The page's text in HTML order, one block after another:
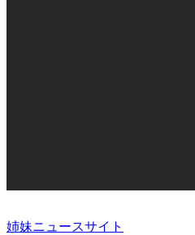
姉妹ニュースサイト